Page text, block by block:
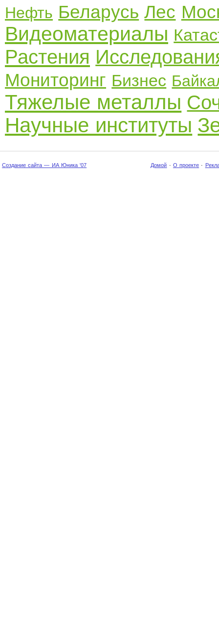
Нефть Беларусь Лес
Видеоматериалы
Растения
Мониторинг Бизнес
Тяжелые металлы
Научные институты
Создание сайта — ИА Юника '07 Домой · О проекте ·